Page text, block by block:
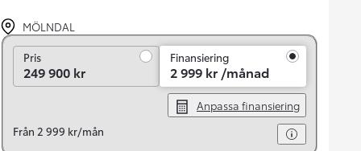
MÖLNDAL
Pris
249 900 kr
Finansiering
2 999 kr /månad
Anpassa finansiering
Från 2 999 kr/mån